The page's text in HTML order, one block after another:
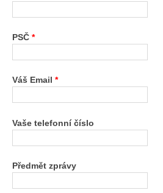
PSČ *
Váš Email *
Vaše telefonní číslo
Předmět zprávy